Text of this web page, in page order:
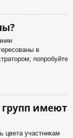
в
попробуйте
имеют
цвета участникам